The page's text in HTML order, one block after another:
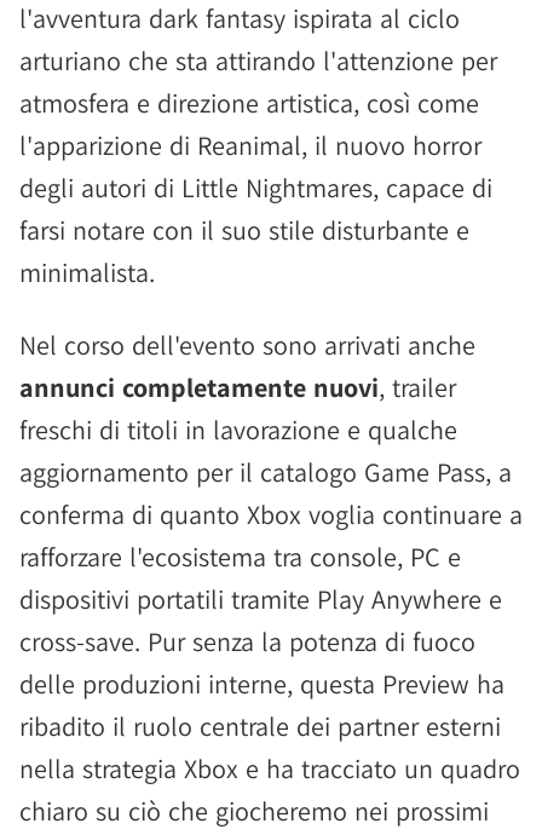
l'avventura dark fantasy ispirata al ciclo
arturiano che sta attirando l'attenzione per
atmosfera e direzione artistica, così come
l'apparizione di Reanimal, il nuovo horror
degli autori di Little Nightmares, capace di
farsi notare con il suo stile disturbante e
minimalista.
Nel corso dell'evento sono arrivati anche
annunci completamente nuovi, trailer
freschi di titoli in lavorazione e qualche
aggiornamento per il catalogo Game Pass, a
conferma di quanto Xbox voglia continuare a
rafforzare l'ecosistema tra console, PC e
dispositivi portatili tramite Play Anywhere e
cross-save. Pur senza la potenza di fuoco
delle produzioni interne, questa Preview ha
ribadito il ruolo centrale dei partner esterni
nella strategia Xbox e ha tracciato un quadro
chiaro su ciò che giocheremo nei prossimi